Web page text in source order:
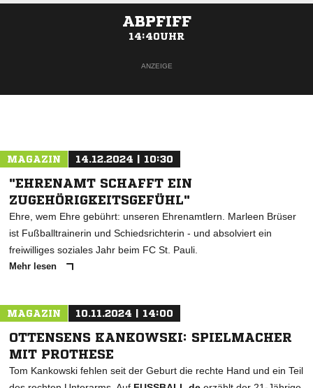
ABPFIFF
14:40UHR
ANZEIGE
MAGAZIN 14.12.2024 | 10:30
"EHRENAMT SCHAFFT EIN
ZUGEHÖRIGKEITSGEFÜHL"
Ehre, wem Ehre gebührt: unseren Ehrenamtlern. Marleen Brüser
ist Fußballtrainerin und Schiedsrichterin - und absolviert ein
freiwilliges soziales Jahr beim FC St. Pauli.
Mehr lesen
MAGAZIN 10.11.2024 | 14:00
OTTENSENS KANKOWSKI: SPIELMACHER
MIT PROTHESE
Tom Kankowski fehlen seit der Geburt die rechte Hand und ein Teil